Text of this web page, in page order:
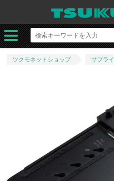
ツクモネットショップ サプライ